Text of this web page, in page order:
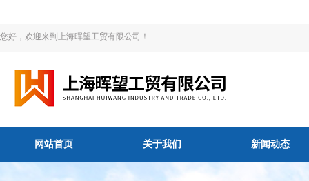
您好，欢迎来到上海晖望工贸有限公司！
网站首页 关于我们 新闻动态